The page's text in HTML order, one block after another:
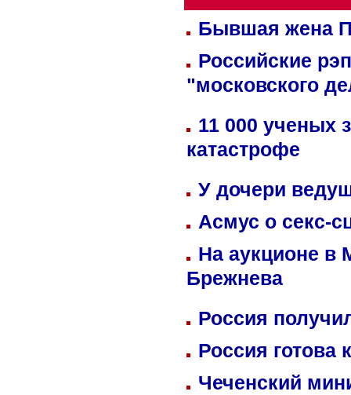
Бывшая жена
Российские
"московского
11 000 ученых
катастрофе
У дочери
Асмус о секс-
На аукционе в
Брежнева
Россия
Россия готова
Чеченский